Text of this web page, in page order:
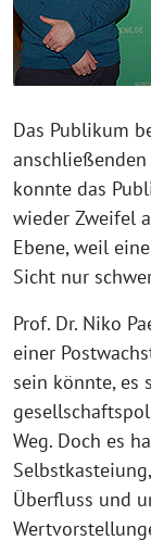
Das Publikum
konnte das
wieder Zweifel
Ebene, weil
Sicht nur
Prof. Dr. Niko
einer
sein könnte, es
Weg. Doch es
Überfluss und